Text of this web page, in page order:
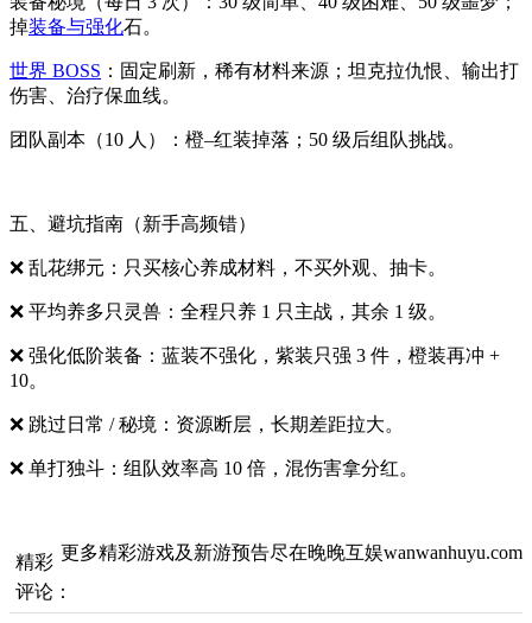
掉装备与强化石。
世界 BOSS ：固定刷新，稀有材料来源；坦克拉仇恨、输出打
伤害、治疗保血线。
团队副本（10 人）：橙–红装掉落；50 级后组队挑战。
五、避坑指南（新手高频错）
❌ 乱花绑元：只买核心养成材料，不买外观、抽卡。
❌ 平均养多只灵兽：全程只养 1 只主战，其余 1 级。
❌ 强化低阶装备：蓝装不强化，紫装只强 3 件，橙装再冲 +
10。
❌ 跳过日常 / 秘境：资源断层，长期差距拉大。
❌ 单打独斗：组队效率高 10 倍，混伤害拿分红。
更多精彩游戏及新游预告尽在晚晚互娱wanwanhuyu.com
精彩
评论：